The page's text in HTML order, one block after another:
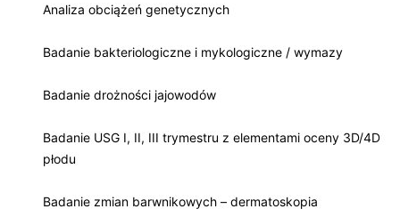
Analiza obciążeń genetycznych
Badanie bakteriologiczne i mykologiczne / wymazy
Badanie drożności jajowodów
Badanie USG I, II, III trymestru z elementami oceny 3D/4D
płodu
Badanie zmian barwnikowych – dermatoskopia